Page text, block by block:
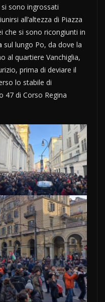
sono ingrossati
all’altezza di Piazza
che si sono ricongiunti in
sul lungo Po, da dove la
al quartiere Vanchiglia,
prima di deviare il
lo stabile di
47 di Corso Regina